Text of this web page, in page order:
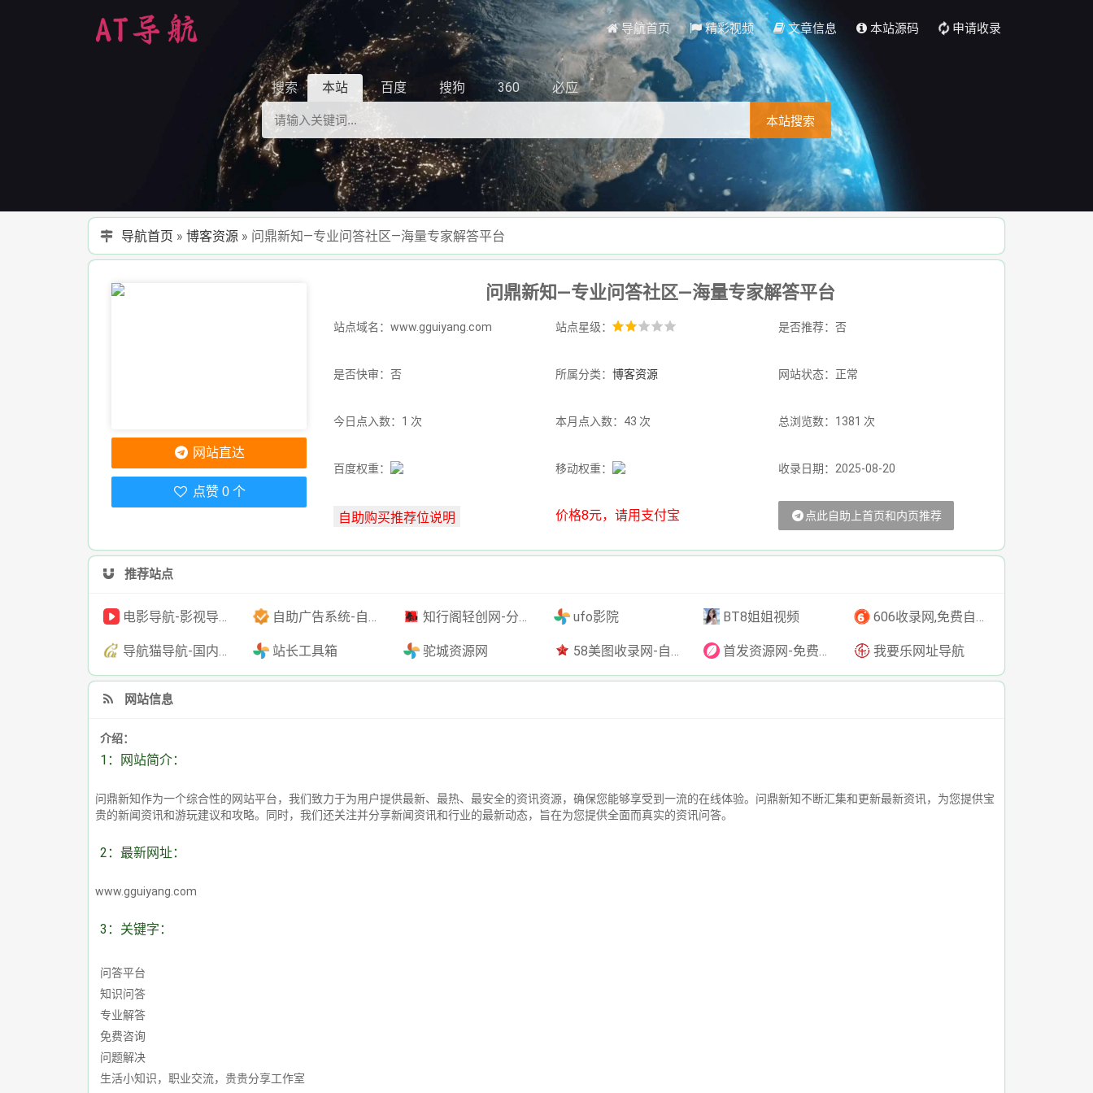
导航首页 精彩视频 文章信息 本站源码 申请收录
搜索 本站 百度 搜狗 360 必应
本站搜索
导航首页 »博客资源 » 问鼎新知—专业问答社区—海量专家解答平台
问鼎新知—专业问答社区—海量专家解答平台
站点域名：www.gguiyang.com 站点星级： 是否推荐：否
是否快审：否 所属分类：博客资源 网站状态：正常
今日点入数：1 次 本月点入数：43 次 总浏览数：1381 次
百度权重： 移动权重： 收录日期：2025-08-20
价格8元，请用支付宝 点此自助上首页和内页推荐
网站直达
点赞 0 个
推荐站点
电影导航-影视导航-电影搜索-影视搜索-电影站收录 自助广告系统-自助广告源码-自助投放广告插件 知行阁轻创网-分享网络赚钱项目-全网首发副业项目实操平台-副业创业项目网 ufo影院 BT8姐姐视频 606收录网,免费自动秒收录网址,提供自动收录,网站导航大全源码,自动链,友情链接交换。
导航猫导航-国内专业的技术资源网分类平台 站长工具箱 驼城资源网 58美图收录网-自动收录网站-流量交换-自动链 首发资源网-免费资源下载-最新php源码下载-热门资源下载 我要乐网址导航
网站信息
介绍：
1：网站简介：
问鼎新知作为一个综合性的网站平台，我们致力于为用户提供最新、最热、最安全的资讯资源，确保您能够享受到一流的在线体验。问鼎新知不断汇集和更新最新资讯，为您提供宝
贵的新闻资讯和游玩建议和攻略。同时，我们还关注并分享新闻资讯和行业的最新动态，旨在为您提供全面而真实的资讯问答。
2：最新网址：
www.gguiyang.com
3：关键字：
问答平台
知识问答
专业解答
免费咨询
问题解决
生活小知识，职业交流，贵贵分享工作室